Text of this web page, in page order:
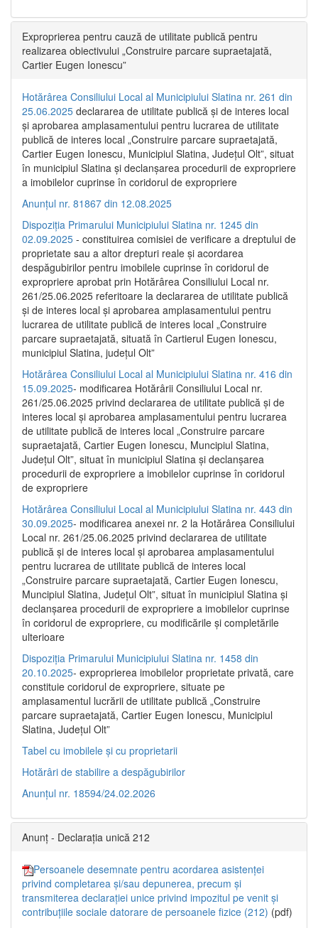
Exproprierea pentru cauză de utilitate publică pentru
realizarea obiectivului „Construire parcare supraetajată,
Cartier Eugen Ionescu”
Hotărârea Consiliului Local al Municipiului Slatina nr. 261 din
25.06.2025 declararea de utilitate publică și de interes local
și aprobarea amplasamentului pentru lucrarea de utilitate
publică de interes local „Construire parcare supraetajată,
Cartier Eugen Ionescu, Municipiul Slatina, Județul Olt”, situat
în municipiul Slatina și declanșarea procedurii de expropriere
a imobilelor cuprinse în coridorul de expropriere
Anunțul nr. 81867 din 12.08.2025
Dispoziția Primarului Municipiului Slatina nr. 1245 din
02.09.2025 - constituirea comisiei de verificare a dreptului de
proprietate sau a altor drepturi reale și acordarea
despăgubirilor pentru imobilele cuprinse în coridorul de
expropriere aprobat prin Hotărârea Consiliului Local nr.
261/25.06.2025 referitoare la declararea de utilitate publică
și de interes local și aprobarea amplasamentului pentru
lucrarea de utilitate publică de interes local „Construire
parcare supraetajată, situată în Cartierul Eugen Ionescu,
municipiul Slatina, județul Olt”
Hotărârea Consiliului Local al Municipiului Slatina nr. 416 din
15.09.2025- modificarea Hotărârii Consiliului Local nr.
261/25.06.2025 privind declararea de utilitate publică și de
interes local și aprobarea amplasamentului pentru lucrarea
de utilitate publică de interes local „Construire parcare
supraetajată, Cartier Eugen Ionescu, Muncipiul Slatina,
Județul Olt”, situat în municipiul Slatina și declanșarea
procedurii de expropriere a imobilelor cuprinse în coridorul
de expropriere
Hotărârea Consiliului Local al Municipiului Slatina nr. 443 din
30.09.2025- modificarea anexei nr. 2 la Hotărârea Consiliului
Local nr. 261/25.06.2025 privind declararea de utilitate
publică şi de interes local şi aprobarea amplasamentului
pentru lucrarea de utilitate publică de interes local
„Construire parcare supraetajată, Cartier Eugen Ionescu,
Muncipiul Slatina, Judeţul Olt”, situat în municipiul Slatina şi
declanşarea procedurii de expropriere a imobilelor cuprinse
în coridorul de expropriere, cu modificările şi completările
ulterioare
Dispoziția Primarului Municipiului Slatina nr. 1458 din
20.10.2025- exproprierea imobilelor proprietate privată, care
constituie coridorul de expropriere, situate pe
amplasamentul lucrării de utilitate publică „Construire
parcare supraetajată, Cartier Eugen Ionescu, Municipiul
Slatina, Județul Olt”
Tabel cu imobilele și cu proprietarii
Hotărâri de stabilire a despăgubirilor
Anunțul nr. 18594/24.02.2026
Anunț - Declarația unică 212
Persoanele desemnate pentru acordarea asistenței
privind completarea și/sau depunerea, precum și
transmiterea declarației unice privind impozitul pe venit și
contribuțiile sociale datorare de persoanele fizice (212) (pdf)